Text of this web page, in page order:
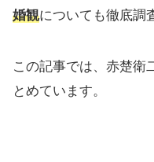
婚観についても徹底調
この記事では、赤楚衛
とめています。